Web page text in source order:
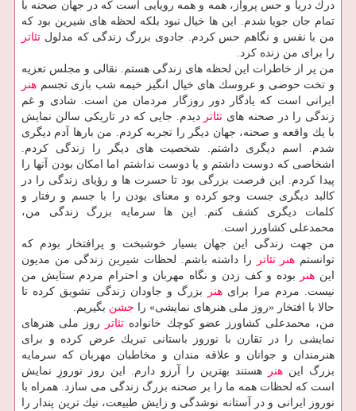
درك دریا و حس پرواز، همه و همه رویایی است كه در جهان صحنه با
تمام جان جویا شدم. این ها خیال نبود بلكه لحظه های شیرین بود كه
من با نفس و نگاهم حس كردم. جادوی بزرگ زندگی كه مدلول تئاتر
را برای من زنده كرد.
من پر از خاطرات این لحظه های زندگی هستم. نقالی و مجلس تعزیه
و تخت حوضی و عروسك های خیال انگیز خیمه شب بازی تجسم هنر
ایرانی است كه یادگار دور روزگار مردمان من است. شادی و غم
زندگی را در صحنه های تئاتر دیدم. جایی كه در تاریكی سالن نمایش
با یك واقعه و صحنه، جهان دیگر را تجربه كردم. من بارها آدم دیگری
شدم. اسم دیگری داشتم. شخصیت های دیگر را زندگی كردم.
اشخاصی كه دوست داشتم و یا دوست نداشتم اما امكان بودن آنها را
پیدا كردم. این فرصت بزرگی بود تا حسرت ها و رؤیای زندگی را در
كالبد دیگری جست وجو كرده و معنای بودن را با جسم و رفتار و
كلمات دیگری كشف كنم. این ها سرمایه بزرگ زندگی من،
محمدعلی كشاورز است.
من جهت زندگی این جهان بسیار خوشبخت و پرافتخار بودم كه
توانستم هنر تئاتر
را داشته باشم. لحظات شیرین زندگی من مدیون
این هنر
بوده و كف زدن و نگاه مهربان و احترام مردم ستایش من
نیست. مردم مرا برای هنر
بزرگ و جاودان زندگی تشویق كرده تا
حالا با افتخار «روز ملی هنرهای نمایشی» را جشن بگیریم.
من، محمدعلی كشاورز عضو كوچك خانواده تئاتر
روز ملی هنرهای
نمایشی را در تقارن با نوروز باستانی تبریك عرض كرده و برای
هنرمندان و جوانان و علاقه مندان و مخاطبان مهربان كه سرمایه
بزرگ این هنر
هستند بهترین را آرزو دارم. این روز نوروزِ نمایش
است كه لحظات همه ما را بر صحنه بزرگ زندگی می سازد. همراه با
نوروز ایرانی و در آستانه نوشدگی و زایش طبیعت، نیك ترین پندار را